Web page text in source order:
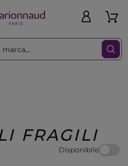
Regalo
FRAGILI
Disponibile
Filtra